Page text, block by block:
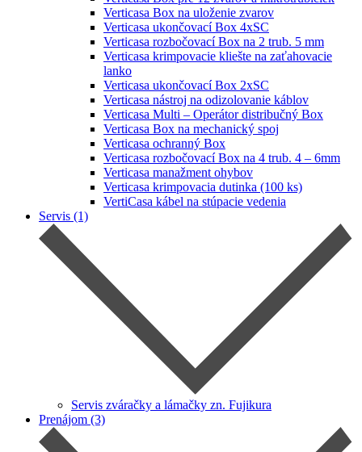
Verticasa Box na uloženie zvarov
Verticasa ukončovací Box 4xSC
Verticasa rozbočovací Box na 2 trub. 5 mm
Verticasa krimpovacie kliešte na zaťahovacie
lanko
Verticasa ukončovací Box 2xSC
Verticasa nástroj na odizolovanie káblov
Verticasa Multi – Operátor distribučný Box
Verticasa Box na mechanický spoj
Verticasa ochranný Box
Verticasa rozbočovací Box na 4 trub. 4 – 6mm
Verticasa manažment ohybov
Verticasa krimpovacia dutinka (100 ks)
VertiCasa kábel na stúpacie vedenia
Servis (1)
Servis zváračky a lámačky zn. Fujikura
Prenájom (3)